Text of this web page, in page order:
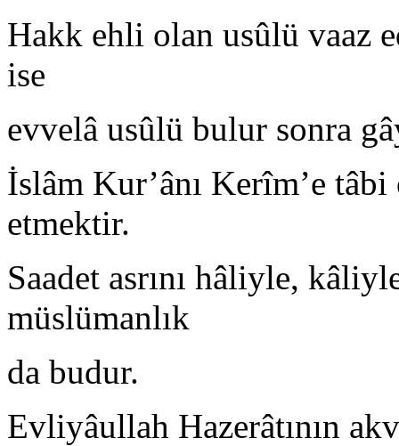
Hakk ehli olan usûlü vaaz
ise
evvelâ usûlü bulur sonra
İslâm Kur’ânı Kerîm’e
etmektir.
Saadet asrını hâliyle,
müslümanlık
da budur.
Evliyâullah Hazerâtının